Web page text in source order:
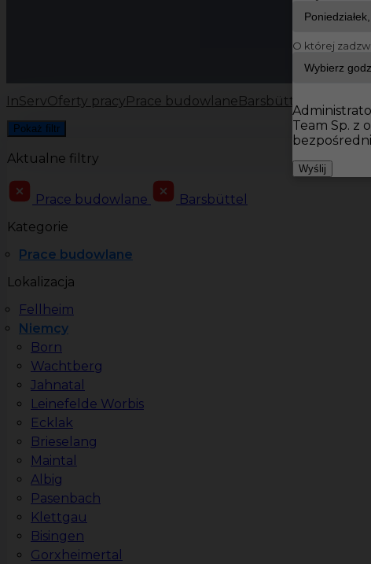
InServOferty pracy Prace budowlane Barsbüttel
Pokaż filtr
Aktualne filtry
Prace budowlane
Barsbüttel
Kategorie
Prace budowlane
Lokalizacja
Fellheim
Niemcy
Born
Wachtberg
Jahnatal
Leinefelde Worbis
Ecklak
Brieselang
Maintal
Albig
Pasenbach
Klettgau
Bisingen
Gorxheimertal
O której
Team Sp. z
Wyślij